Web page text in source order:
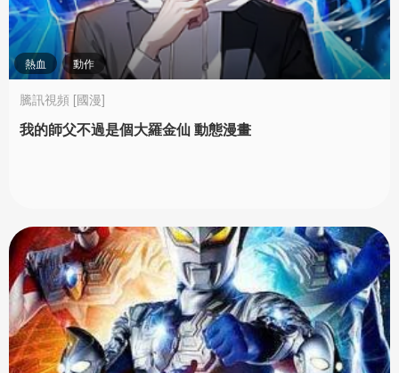
熱血 動作
騰訊視頻 [國漫]
我的師父不過是個大羅金仙 動態漫畫